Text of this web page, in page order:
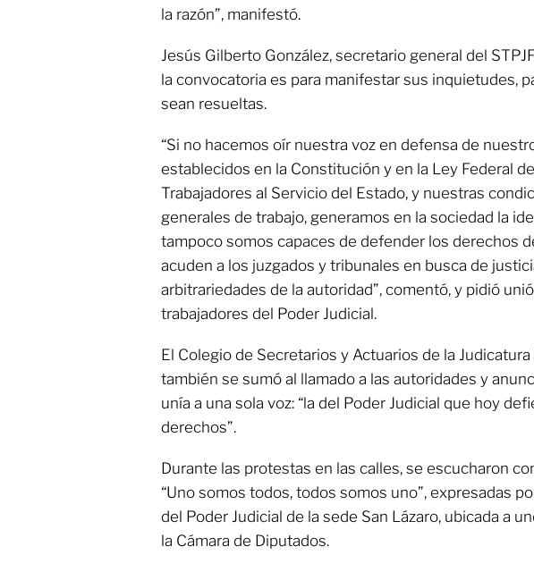
la razón”, manifestó.
Jesús Gilberto González, secretario general del
la convocatoria es para manifestar sus inquietudes,
sean resueltas.
“Si no hacemos oír nuestra voz en defensa de
establecidos en la Constitución y en la Ley Federal
Trabajadores al Servicio del Estado, y nuestras
generales de trabajo, generamos en la sociedad la
tampoco somos capaces de defender los derechos
acuden a los juzgados y tribunales en busca de
arbitrariedades de la autoridad”, comentó, y pidió
trabajadores del Poder Judicial.
El Colegio de Secretarios y Actuarios de la Judicatura
también se sumó al llamado a las autoridades y
unía a una sola voz: “la del Poder Judicial que hoy
derechos”.
Durante las protestas en las calles, se escucharon
“Uno somos todos, todos somos uno”, expresadas
del Poder Judicial de la sede San Lázaro, ubicada a
la Cámara de Diputados.